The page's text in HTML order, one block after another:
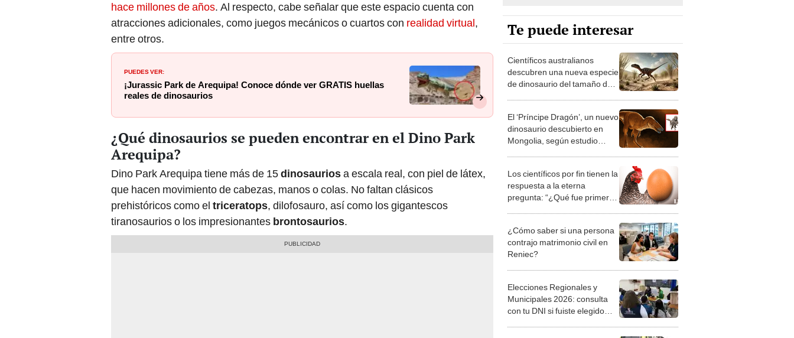
hace millones de años. Al respecto, cabe señalar que este espacio cuenta con
atracciones adicionales, como juegos mecánicos o cuartos con realidad virtual,
entre otros.
PUEDES VER:
¡Jurassic Park de Arequipa! Conoce dónde ver GRATIS huellas
reales de dinosaurios
¿Qué dinosaurios se pueden encontrar en el Dino Park
Arequipa?
Dino Park Arequipa tiene más de 15dinosauriosa escala real, con piel de látex,
que hacen movimiento de cabezas, manos o colas. No faltan clásicos
prehistóricos como el triceratops, dilofosauro, así como los gigantescos
tiranosaurios o los impresionantes brontosaurios.
Te puede interesar
Científicos australianos
descubren una nueva especie
de dinosaurio del tamaño de
El ‘Príncipe Dragón’, un nuevo
dinosaurio descubierto en
Mongolia, según estudio
Los científicos por fin tienen la
respuesta a la eterna
pregunta: “¿Qué fue primero,
¿Cómo saber si una persona
contrajo matrimonio civil en
Reniec?
Elecciones Regionales y
Municipales 2026: consulta
con tu DNI si fuiste elegido